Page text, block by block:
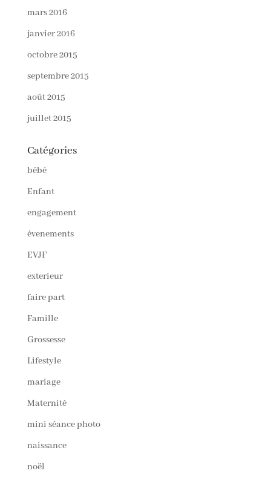
mars 2016
janvier 2016
octobre 2015
septembre 2015
août 2015
juillet 2015
Catégories
bébé
Enfant
engagement
évenements
EVJF
exterieur
faire part
Famille
Grossesse
Lifestyle
mariage
Maternité
mini séance photo
naissance
noël